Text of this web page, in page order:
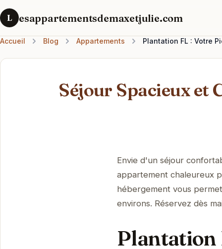
L esappartementsdemaxetjulie.com
Accueil Blog Appartements Plantation FL : Votre
Séjour Spacieux et
Envie d'un séjour
appartement chaleureux
hébergement vous
environs. Réservez dès
Plantation